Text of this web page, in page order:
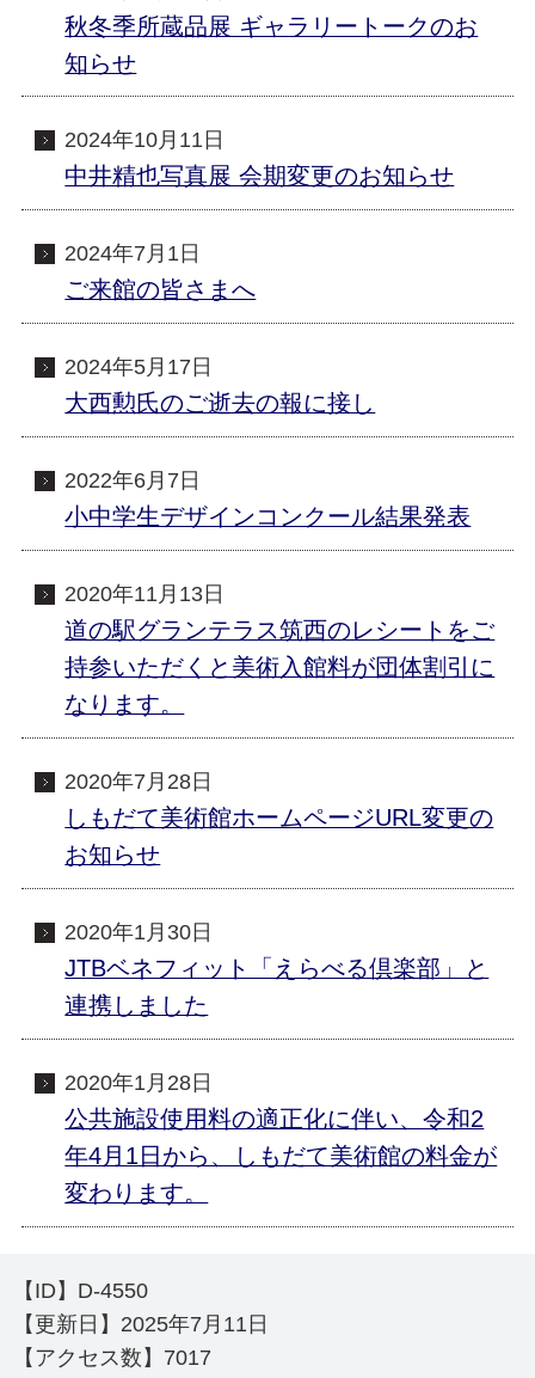
秋冬季所蔵品展 ギャラリートークのお
知らせ
2024年10月11日
中井精也写真展 会期変更のお知らせ
2024年7月1日
ご来館の皆さまへ
2024年5月17日
大西勲氏のご逝去の報に接し
2022年6月7日
小中学生デザインコンクール結果発表
2020年11月13日
道の駅グランテラス筑西のレシートをご
持参いただくと美術入館料が団体割引に
なります。
2020年7月28日
しもだて美術館ホームページURL変更の
お知らせ
2020年1月30日
JTBベネフィット「えらべる倶楽部」と
連携しました
2020年1月28日
公共施設使用料の適正化に伴い、令和2
年4月1日から、しもだて美術館の料金が
変わります。
【ID】 D-4550
【更新日】 2025年7月11日
【アクセス数】 7017